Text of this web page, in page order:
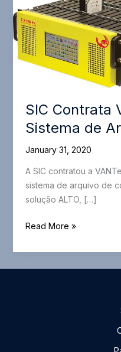
SIC Contrata
Sistema de
January 31, 2020
A SIC contratou a
sistema de arquivo de
solução ALTO, […]
SIC
VANTeC
para
Read More »